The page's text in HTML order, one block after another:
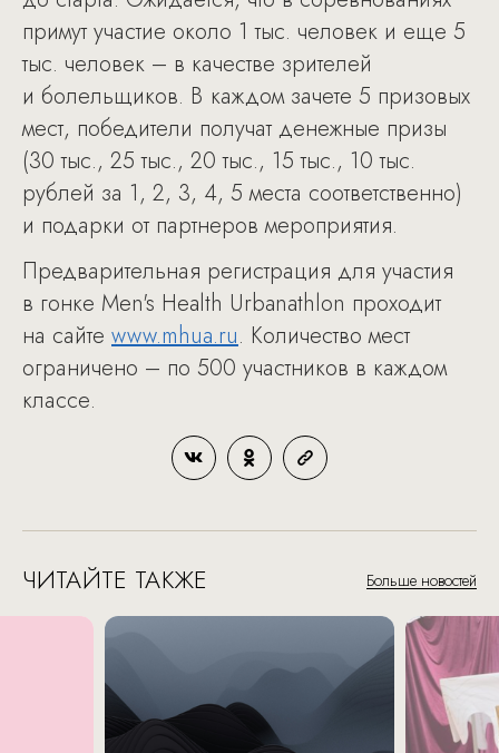
примут участие около 1 тыс. человек и еще 5
тыс. человек – в качестве зрителей
и болельщиков. В каждом зачете 5 призовых
мест, победители получат денежные призы
(30 тыс., 25 тыс., 20 тыс., 15 тыс., 10 тыс.
рублей за 1, 2, 3, 4, 5 места соответственно)
и подарки от партнеров мероприятия.
Предварительная регистрация для участия
в гонке Men's Health Urbanathlon проходит
на сайте www.mhua.ru. Количество мест
ограничено – по 500 участников в каждом
классе.
ЧИТАЙТЕ ТАКЖЕ Больше новостей